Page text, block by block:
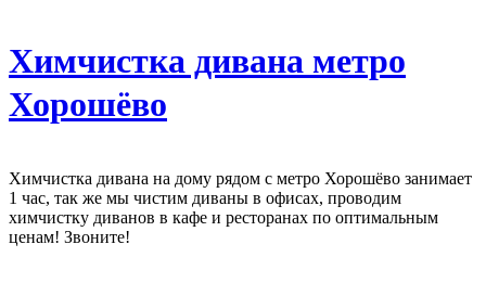
Химчистка дивана метро
Хорошёво
Химчистка дивана на дому рядом с метро Хорошёво занимает
1 час, так же мы чистим диваны в офисах, проводим
химчистку диванов в кафе и ресторанах по оптимальным
ценам! Звоните!